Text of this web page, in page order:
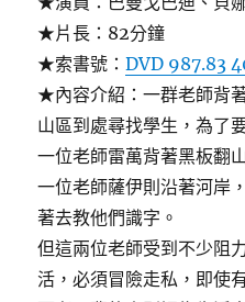
★片長：82分鐘
★索書號：DVD 987.83
★內容介紹：一群老師背
山區到處尋找學生，為了
一位老師雷萬背著黑板翻
一位老師薩伊則沿著河岸
著去教他們識字。
但這兩位老師受到不少阻
活，必須冒險走私，即使